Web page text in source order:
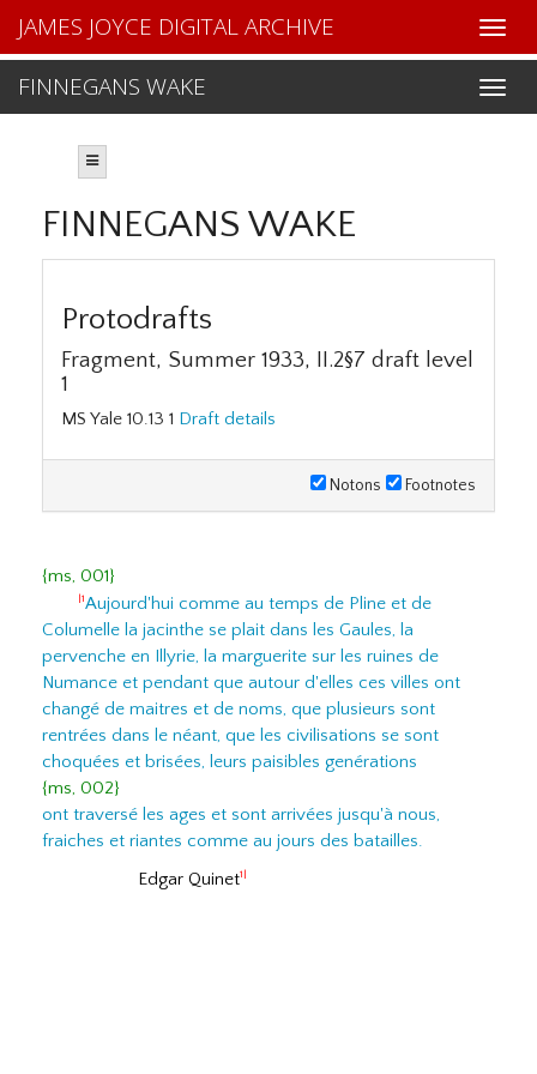
FINNEGANS WAKE
JAMES JOYCE DIGITAL ARCHIVE
FINNEGANS WAKE
Protodrafts
Fragment, Summer 1933, II.2§7 draft level
1
MS Yale 10.13 1 Draft details
Notons Footnotes
{ms, 001}
|1Aujourd'hui comme au temps de Pline et de
Columelle la jacinthe se plait dans les Gaules, la
pervenche en Illyrie, la marguerite sur les ruines de
Numance et pendant que autour d'elles ces villes ont
changé de maitres et de noms, que plusieurs sont
rentrées dans le néant, que les civilisations se sont
choquées et brisées, leurs paisibles genérations
{ms, 002}
ont traversé les ages et sont arrivées jusqu'à nous,
fraiches et riantes comme au jours des batailles.
Edgar Quinet1|